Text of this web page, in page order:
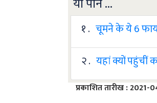
यो पनि ...
१ . चूमने के ये 6
२ . यहां क्यों पहुंचीं
प्रकाशित तारीख :